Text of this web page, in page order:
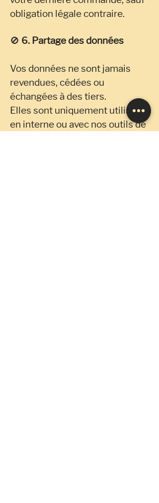
obligation légale contraire.
🚫 6. Partage des données
Vos données ne sont jamais
revendues, cédées ou
échangées à des tiers.
Elles sont uniquement utilisées
en interne ou avec nos outils de